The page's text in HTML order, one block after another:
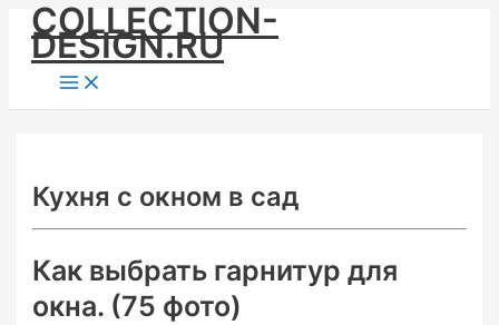
Skip
content
COLLECTION-
DESIGN.RU
Main
Menu
Кухня с окном в сад
Как выбрать гарнитур для
окна. (75 фото)